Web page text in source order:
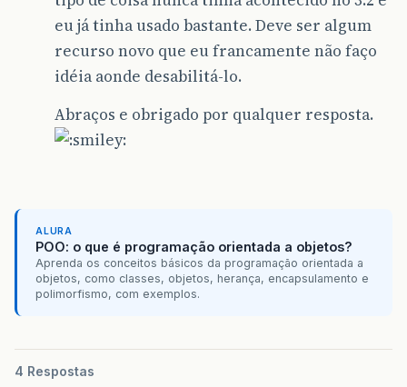
eu já tinha usado bastante. Deve ser algum
recurso novo que eu francamente não faço
idéia aonde desabilitá-lo.
Abraços e obrigado por qualquer resposta.
ALURA
POO: o que é programação orientada a objetos?
Aprenda os conceitos básicos da programação orientada a
objetos, como classes, objetos, herança, encapsulamento e
polimorfismo, com exemplos.
4 Respostas